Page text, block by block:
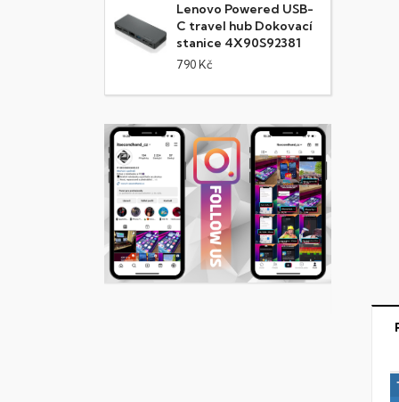
Lenovo Powered USB-
C travel hub Dokovací
stanice 4X90S92381
790 Kč